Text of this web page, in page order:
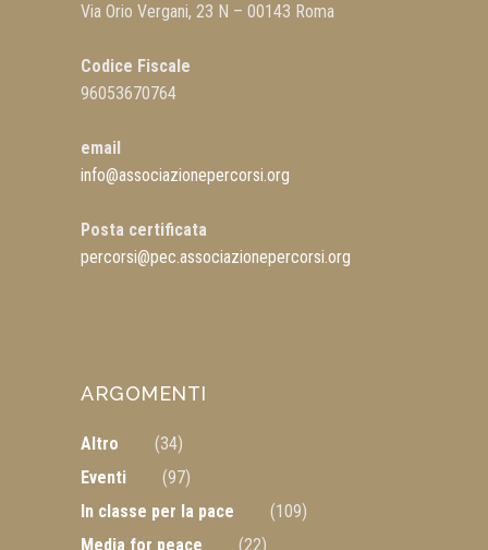
Via Orio Vergani, 23 N – 00143 Roma
Codice Fiscale
96053670764
email
info@associazionepercorsi.org
Posta certificata
percorsi@pec.associazionepercorsi.org
ARGOMENTI
Altro
(34)
Eventi
(97)
In classe per la pace
(109)
Media for peace
(22)